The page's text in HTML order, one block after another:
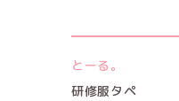
とーる。
研修服タペ